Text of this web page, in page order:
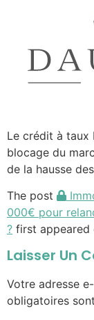
Le crédit à taux
blocage du
de la hausse
The post
000€ pour
? first appeared
Laisser Un
Votre adresse
obligatoires